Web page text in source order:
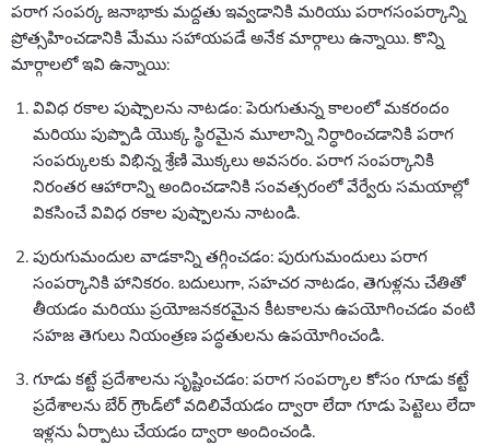
పరాగ సంపర్క జనాభాకు మద్దతు ఇవ్వడానికి మరియు పరాగసంపర్కాన్ని
ప్రోత్సహించడానికి మేము సహాయపడే అనేక మార్గాలు ఉన్నాయి. కొన్ని
మార్గాలలో ఇవి ఉన్నాయి:
వివిధ రకాల పుష్పాలను నాటడం: పెరుగుతున్న కాలంలో మకరందం
మరియు పుప్పొడి యొక్క స్థిరమైన మూలాన్ని నిర్ధారించడానికి పరాగ
సంపర్కులకు విభిన్న శ్రేణి మొక్కలు అవసరం. పరాగ సంపర్కానికి
నిరంతర ఆహారాన్ని అందించడానికి సంవత్సరంలో వేర్వేరు సమయాల్లో
వికసించే వివిధ రకాల పుష్పాలను నాటండి.
పురుగుమందుల వాడకాన్ని తగ్గించడం: పురుగుమందులు పరాగ
సంపర్కానికి హానికరం. బదులుగా, సహచర నాటడం, తెగుళ్లను చేతితో
తీయడం మరియు ప్రయోజనకరమైన కీటకాలను ఉపయోగించడం వంటి
సహజ తెగులు నియంత్రణ పద్ధతులను ఉపయోగించండి.
గూడు కట్టే ప్రదేశాలను సృష్టించడం: పరాగ సంపర్కాల కోసం గూడు కట్టే
ప్రదేశాలను బేర్ గ్రౌండ్‌లో వదిలివేయడం ద్వారా లేదా గూడు పెట్టెలు లేదా
ఇళ్లను ఏర్పాటు చేయడం ద్వారా అందించండి.